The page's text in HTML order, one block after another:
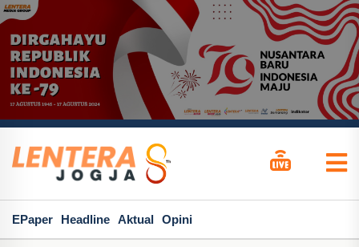
EPaper Headline Aktual Opini